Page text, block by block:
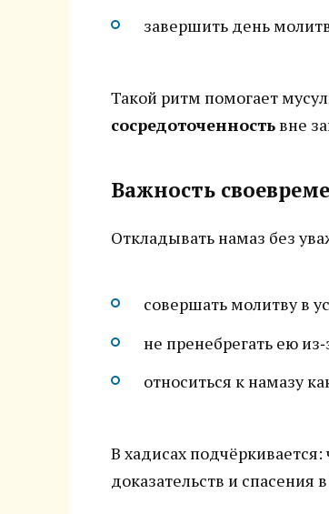
завершить день
Такой ритм помогает
сосредоточенностьвне
Важность
Откладывать намаз без
совершать молитву в
не пренебрегать ею
относиться к намазу
В хадисах
доказательств и спасения